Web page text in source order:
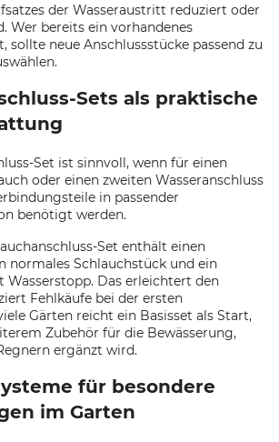
der Wasseraustritt reduziert oder
Wer bereits ein vorhandenes
sollte neue Anschlussstücke passend zu
Sets als praktische
Set ist sinnvoll, wenn für einen
oder einen zweiten Wasseranschluss
in passender
benötigt werden.
Set enthält einen
normales Schlauchstück und ein
Wasserstopp. Das erleichtert den
Fehlkäufe bei der ersten
Gärten reicht ein Basisset als Start,
Zubehör für die Bewässerung,
ergänzt wird.
für besondere
im Garten